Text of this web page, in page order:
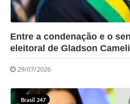
?>
Entre a condenação e o
eleitoral de Gladson Cameli
29/07/2026
Brasil 247